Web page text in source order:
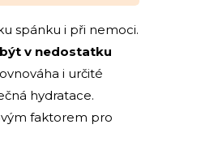
spánku i při nemoci.
v nedostatku
i určité
hydratace.
faktorem pro